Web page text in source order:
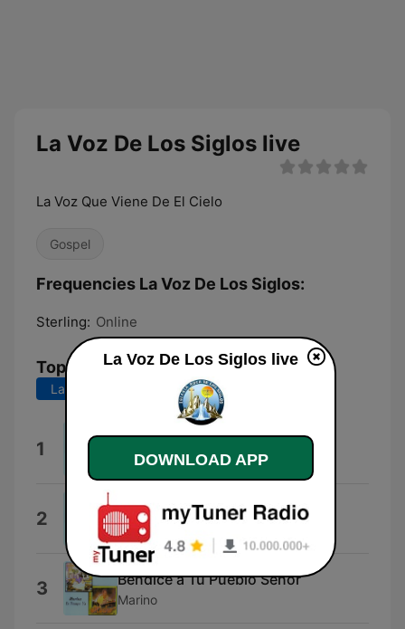
La Voz De Los Siglos live
La Voz Que Viene De El Cielo
Gospel
Frequencies La Voz De Los Siglos:
Sterling: Online
Top Songs
Last 7 days Last 30 days
1 La Gran Tribulacion
Marino
2 Ya Tengo Lo Que Buscaba
Marino
3 Bendice a Tu Pueblo Senor
Marino
La Voz De Los Siglos live
DOWNLOAD APP